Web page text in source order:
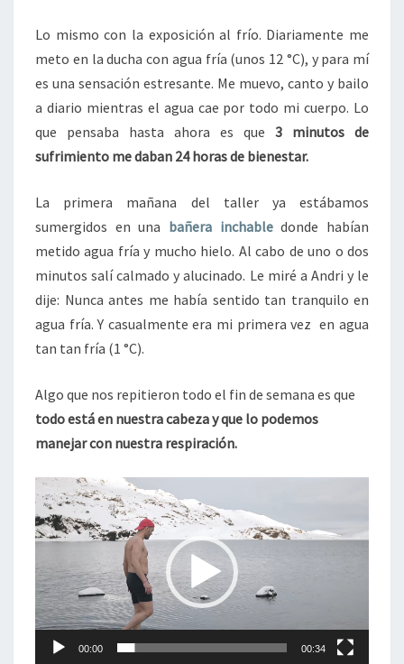
Lo mismo con la exposición al frío. Diariamente me
meto en la ducha con agua fría (unos 12 °C), y para mí
es una sensación estresante. Me muevo, canto y bailo
a diario mientras el agua cae por todo mi cuerpo. Lo
que pensaba hasta ahora es que 3 minutos de
sufrimiento me daban 24 horas de bienestar.
La primera mañana del taller ya estábamos
sumergidos en una bañera inchabledonde habían
metido agua fría y mucho hielo. Al cabo de uno o dos
minutos salí calmado y alucinado. Le miré a Andri y le
dije: Nunca antes me había sentido tan tranquilo en
agua fría. Y casualmente era mi primera vez en agua
tan tan fría (1 °C).
Algo que nos repitieron todo el fin de semana es que
todo está en nuestra cabeza y que lo podemos
manejar con nuestra respiración.
Reproductor
de
vídeo
00:00 00:34